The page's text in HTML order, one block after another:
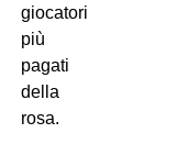
giocatori
più
pagati
della
rosa.